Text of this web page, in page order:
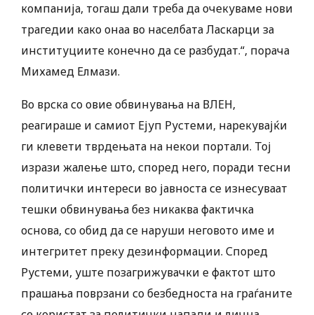
компанија, тогаш дали треба да очекуваме нови
трагедии како онаа во населбата Ласкарци за
институциите конечно да се разбудат.“, порача
Михамед Елмази.
Во врска со овие обвинувања на ВЛЕН,
реагираше и самиот Ејуп Рустеми, нарекувајќи
ги клевети тврдењата на некои портали. Тој
изрази жалење што, според него, поради тесни
политички интереси во јавноста се изнесуваат
тешки обвинувања без никаква фактичка
основа, со обид да се наруши неговото име и
интегритет преку дезинформации. Според
Рустеми, уште позагрижувачки е фактот што
прашања поврзани со безбедноста на граѓаните